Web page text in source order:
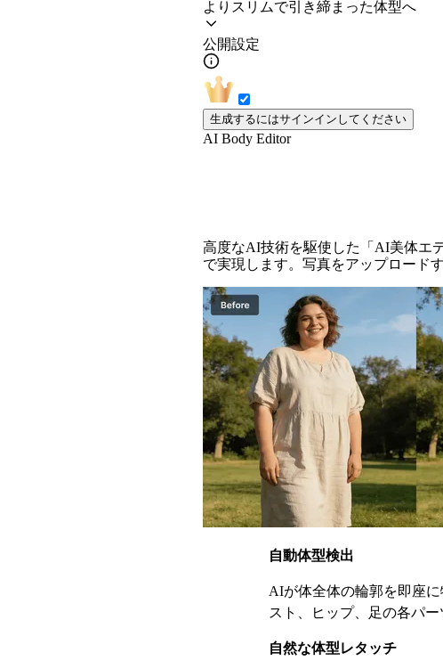
よりスリムで引き締まった体型へ
公開設定
生成するにはサインインしてください
AI Body Editor
高度なAI技術を駆使した「AI美体エ
で実現します。写真をアップロード
自動体型検出
AIが体全体の輪郭を即座
スト、ヒップ、足の各パ
自然な体型レタッチ